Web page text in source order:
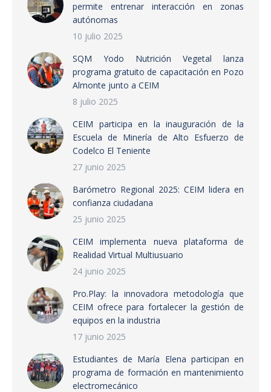
permite entrenar interacción en zonas
autónomas
10 julio 2025
SQM Yodo Nutrición Vegetal lanza
programa gratuito de capacitación en Pozo
Almonte junto a CEIM
8 julio 2025
CEIM participa en la inauguración de la
Escuela de Minería de Alto Esfuerzo de
Codelco El Teniente
27 junio 2025
Barómetro Regional 2025: CEIM lidera en
confianza ciudadana
25 junio 2025
CEIM implementa nueva plataforma de
Realidad Virtual Multiusuario
24 junio 2025
Pro.Play: la innovadora metodología que
CEIM ofrece para fortalecer la gestión de
equipos en la industria
17 junio 2025
Estudiantes de María Elena participan en
programa de formación en mantenimiento
electromecánico